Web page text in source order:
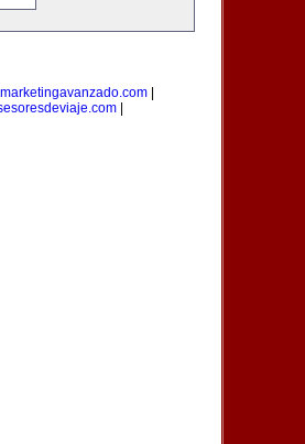
marketingavanzado.com